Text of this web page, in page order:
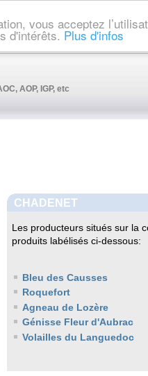
vous acceptez
d'intérêts. Plus d'infos
AOP, IGP, etc
CHADENET
Les producteurs situés sur la
produits labélisés ci-dessous:
Bleu des Causses
Roquefort
Agneau de Lozère
Génisse Fleur d'Aubrac
Volailles du Languedoc